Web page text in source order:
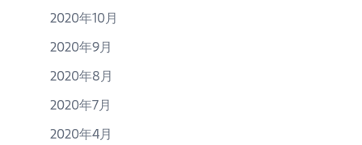
2020年10月
2020年9月
2020年8月
2020年7月
2020年4月